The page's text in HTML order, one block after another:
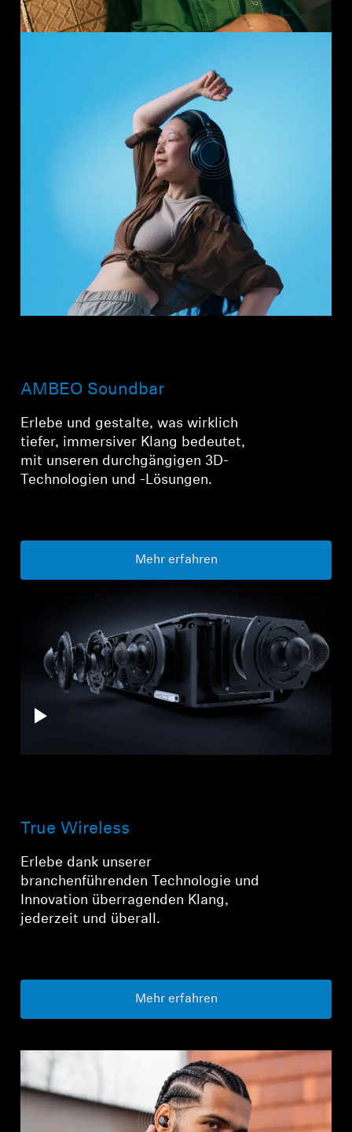
AMBEO Soundbar
Erlebe und gestalte, was wirklich
tiefer, immersiver Klang bedeutet,
mit unseren durchgängigen 3D-
Technologien und -Lösungen.
Mehr erfahren
True Wireless
Erlebe dank unserer
branchenführenden Technologie und
Innovation überragenden Klang,
jederzeit und überall.
Mehr erfahren